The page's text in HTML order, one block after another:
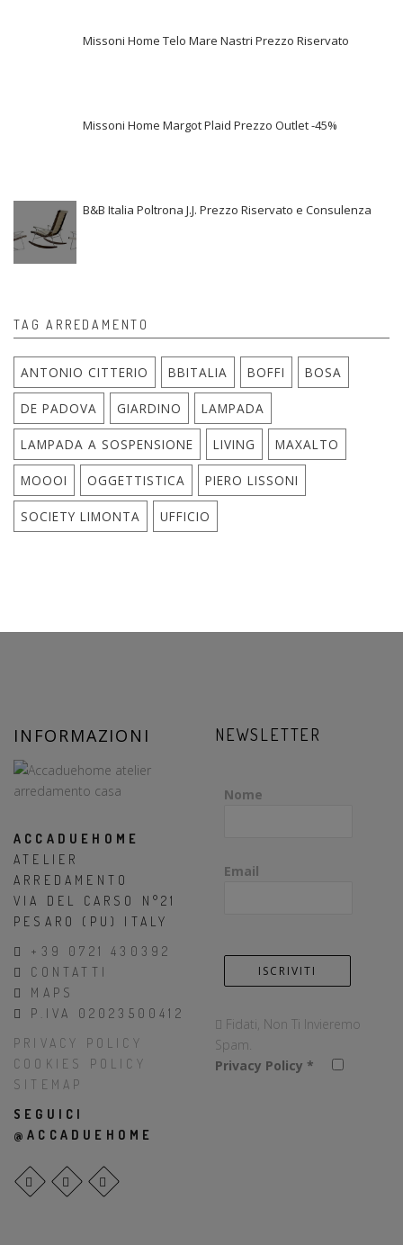
Missoni Home Telo Mare Nastri Prezzo Riservato
Missoni Home Margot Plaid Prezzo Outlet -45%
B&B Italia Poltrona J.J. Prezzo Riservato e Consulenza
TAG ARREDAMENTO
ANTONIO CITTERIO BBITALIA BOFFI BOSA
DE PADOVA GIARDINO LAMPADA
LAMPADA A SOSPENSIONE LIVING MAXALTO
MOOOI OGGETTISTICA PIERO LISSONI
SOCIETY LIMONTA UFFICIO
INFORMAZIONI
ACCADUEHOME
ATELIER
ARREDAMENTO
VIA DEL CARSO N°21
PESARO (PU) ITALY
+39 0721 430392
CONTATTI
MAPS
P.IVA 02023500412
PRIVACY POLICY
COOKIES POLICY
SITEMAP
SEGUICI
@ACCADUEHOME
NEWSLETTER
Nome
Email
Fidati, Non Ti Invieremo
Spam.
Privacy Policy *